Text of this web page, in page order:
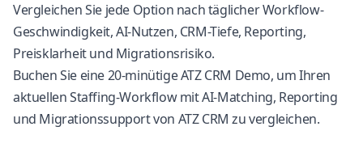
Vergleichen Sie jede Option nach täglicher Workflow-
Geschwindigkeit, AI-Nutzen, CRM-Tiefe, Reporting,
Preisklarheit und Migrationsrisiko.
Buchen Sie eine20-minütige ATZ CRM Demo, um Ihren
aktuellen Staffing-Workflow mit AI-Matching, Reporting
und Migrationssupport von ATZ CRM zu vergleichen.